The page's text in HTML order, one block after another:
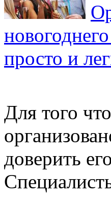
просто и
Для того
доверить